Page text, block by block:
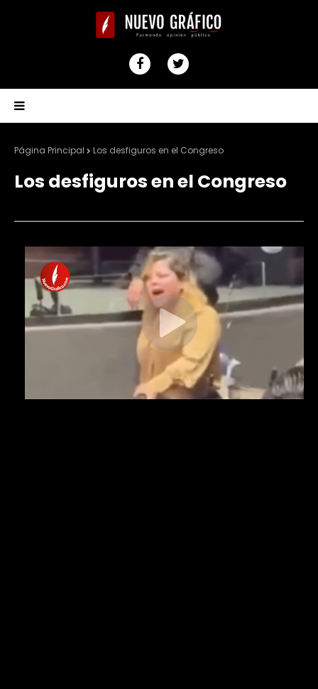
Página Principal Los desfiguros en el Congreso
Los desfiguros en el Congreso